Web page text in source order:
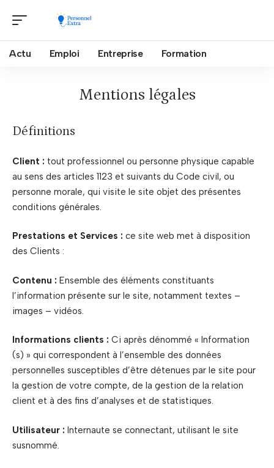
Actu Emploi Entreprise Formation
Mentions légales
Définitions
Client : tout professionnel ou personne physique capable
au sens des articles 1123 et suivants du Code civil, ou
personne morale, qui visite le site objet des présentes
conditions générales.
Prestations et Services : ce site web met à disposition
des Clients :
Contenu : Ensemble des éléments constituants
l’information présente sur le site, notamment textes –
images – vidéos.
Informations clients : Ci après dénommé « Information
(s) » qui correspondent à l’ensemble des données
personnelles susceptibles d’être détenues par le site pour
la gestion de votre compte, de la gestion de la relation
client et à des fins d’analyses et de statistiques.
Utilisateur : Internaute se connectant, utilisant le site
susnommé.